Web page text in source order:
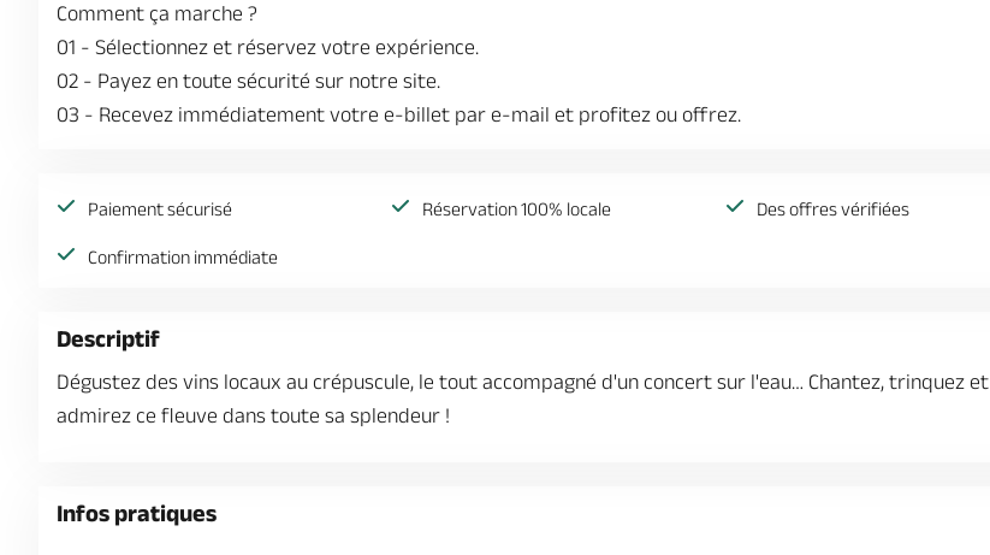
Comment ça marche ?
01 - Sélectionnez et réservez votre expérience.
02 - Payez en toute sécurité sur notre site.
03 - Recevez immédiatement votre e-billet par e-mail et profitez ou offrez.
Paiement sécurisé Réservation 100% locale Des offres vérifiées
Confirmation immédiate
Descriptif
Dégustez des vins locaux au crépuscule, le tout accompagné d'un concert sur l'eau… Chantez, trinquez et
admirez ce fleuve dans toute sa splendeur !
Infos pratiques